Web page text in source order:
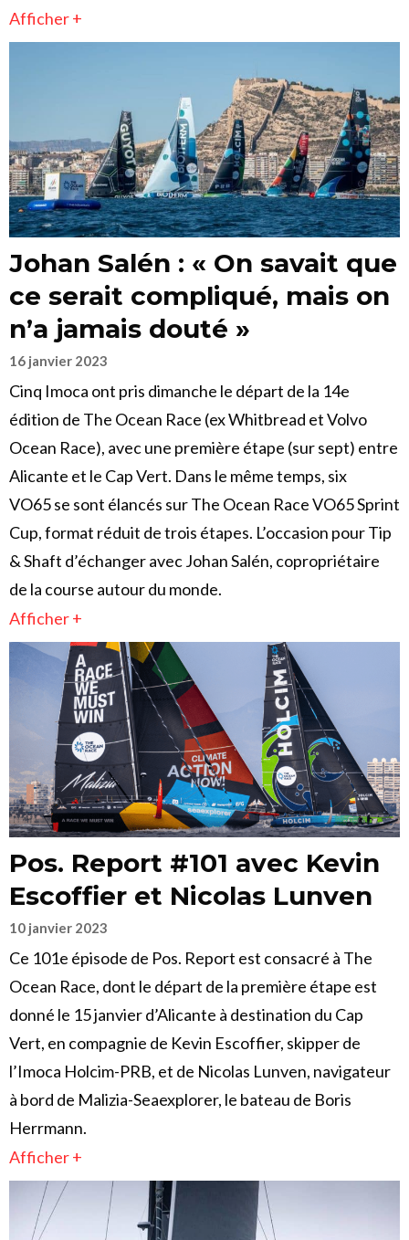
Afficher +
Johan Salén : « On savait que
ce serait compliqué, mais on
n’a jamais douté »
16 janvier 2023
Cinq Imoca ont pris dimanche le départ de la 14e
édition de The Ocean Race (ex Whitbread et Volvo
Ocean Race), avec une première étape (sur sept) entre
Alicante et le Cap Vert. Dans le même temps, six
VO65 se sont élancés sur The Ocean Race VO65 Sprint
Cup, format réduit de trois étapes. L’occasion pour Tip
& Shaft d’échanger avec Johan Salén, copropriétaire
de la course autour du monde.
Afficher +
Pos. Report #101 avec Kevin
Escoffier et Nicolas Lunven
10 janvier 2023
Ce 101e épisode de Pos. Report est consacré à The
Ocean Race, dont le départ de la première étape est
donné le 15 janvier d’Alicante à destination du Cap
Vert, en compagnie de Kevin Escoffier, skipper de
l’Imoca Holcim-PRB, et de Nicolas Lunven, navigateur
à bord de Malizia-Seaexplorer, le bateau de Boris
Herrmann.
Afficher +